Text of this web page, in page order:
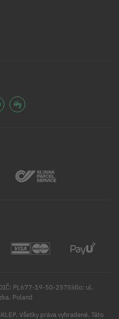
PL677-19-50-257Sídlo: ul.
Poland
Všetky práva vyhradené. Táto